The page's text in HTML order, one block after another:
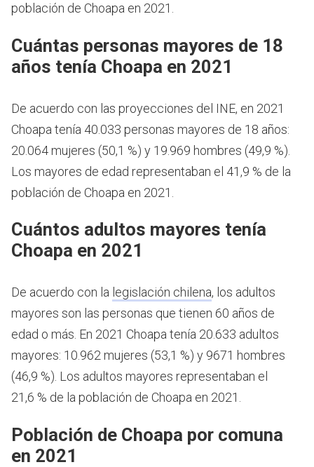
población de Choapa en 2021.
Cuántas personas mayores de 18
años tenía Choapa en 2021
De acuerdo con las proyecciones del INE, en 2021
Choapa tenía 40.033 personas mayores de 18 años:
20.064 mujeres (50,1 %) y 19.969 hombres (49,9 %).
Los mayores de edad representaban el 41,9 % de la
población de Choapa en 2021.
Cuántos adultos mayores tenía
Choapa en 2021
De acuerdo con la legislación chilena, los adultos
mayores son las personas que tienen 60 años de
edad o más. En 2021 Choapa tenía 20.633 adultos
mayores: 10.962 mujeres (53,1 %) y 9671 hombres
(46,9 %). Los adultos mayores representaban el
21,6 % de la población de Choapa en 2021.
Población de Choapa por comuna
en 2021